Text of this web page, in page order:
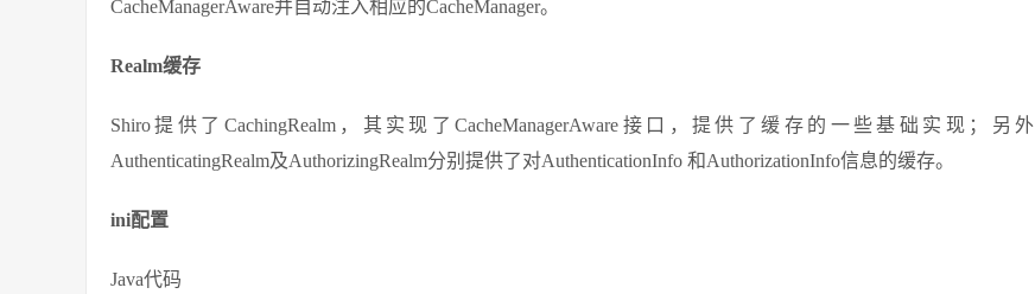
CacheManagerAware并自动注入相应的CacheManager。
Realm缓存
Shiro提供了CachingRealm，其实现了CacheManagerAware接口，提供了缓存的一些基础实现；另外
AuthenticatingRealm及AuthorizingRealm分别提供了对AuthenticationInfo 和AuthorizationInfo信息的缓存。
ini配置
Java代码